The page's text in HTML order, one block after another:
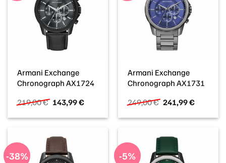
Armani Exchange
Chronograph AX1724
219,00€ Ursprünglicher
Preis
war:
143,99€Aktueller
ist:
Armani Exchange
Chronograph AX1731
249,00€ Ursprünglicher
Preis
war:
241,99€Aktueller
ist:
-38% -5%